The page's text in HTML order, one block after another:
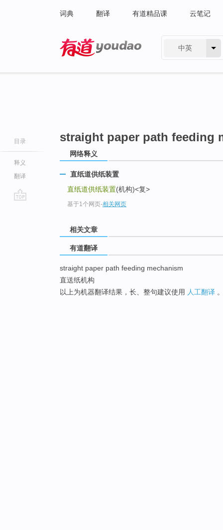
词典 翻译 有道精品课 云笔记
中英
目录
释义
翻译
straight paper path feeding
网络释义
直纸道供纸装置
直纸道供纸装置(机构)<复>
基于1个网页-相关网页
相关文章
有道翻译
straight paper path feeding mechanism
直送纸机构
以上为机器翻译结果，长、整句建议使用 人工翻译